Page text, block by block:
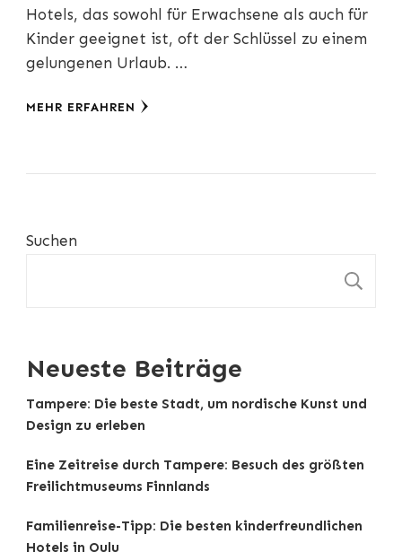
Hotels, das sowohl für Erwachsene als auch für
Kinder geeignet ist, oft der Schlüssel zu einem
gelungenen Urlaub. …
MEHR ERFAHREN
Suchen
Neueste Beiträge
Tampere: Die beste Stadt, um nordische Kunst und
Design zu erleben
Eine Zeitreise durch Tampere: Besuch des größten
Freilichtmuseums Finnlands
Familienreise-Tipp: Die besten kinderfreundlichen
Hotels in Oulu